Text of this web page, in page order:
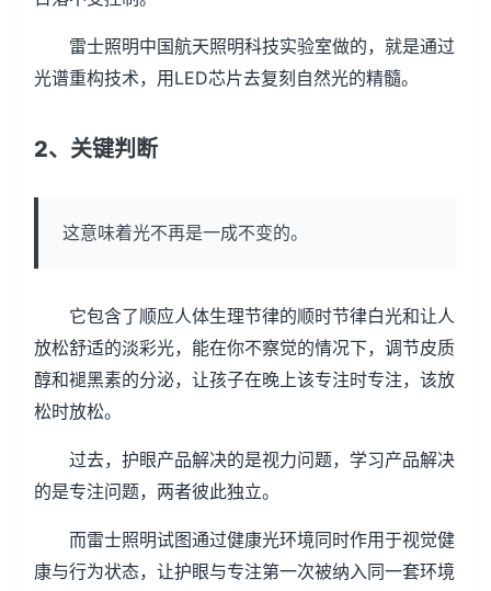
雷士照明中国航天照明科技实验室做的，就是通过
光谱重构技术，用LED芯片去复刻自然光的精髓。
2、关键判断
这意味着光不再是一成不变的。
它包含了顺应人体生理节律的顺时节律白光和让人
放松舒适的淡彩光，能在你不察觉的情况下，调节皮质
醇和褪黑素的分泌，让孩子在晚上该专注时专注，该放
松时放松。
过去，护眼产品解决的是视力问题，学习产品解决
的是专注问题，两者彼此独立。
而雷士照明试图通过健康光环境同时作用于视觉健
康与行为状态，让护眼与专注第一次被纳入同一套环境